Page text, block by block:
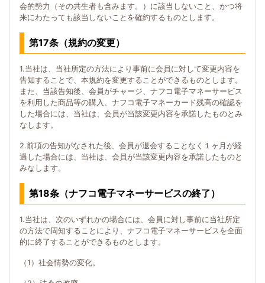
会的勢力（その共生者も含みます。）に該当しないこと、かつ将
来にわたっても該当しないことを確約するものとします。
第17条（規約の変更）
1.当社は、当社所定の方法により事前に会員に対して変更内容を
告知することで、本規約を変更することができるものとします。
また、当該告知後、会員がチャージ、ナフコ電子マネーサービス
を利用した商品等の購入、ナフコ電子マネーカード残高の確認を
した場合には、当社は、会員が当該変更内容を承諾したものとみ
なします。
2.前項の告知がなされた後、会員が退会することなく１ヶ月が経
過した場合には、当社は、会員が当該変更内容を承諾したものと
みなします。
第18条（ナフコ電子マネーサービスの終了）
1.当社は、次のいずれかの場合には、会員に対し事前に当社所定
の方法で周知することにより、ナフコ電子マネーサービスを全面
的に終了することができるものとします。
（1）社会情勢の変化。